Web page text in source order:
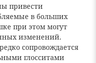
привести
в больших
при этом могут
изменений.
сопровождается
глосситами